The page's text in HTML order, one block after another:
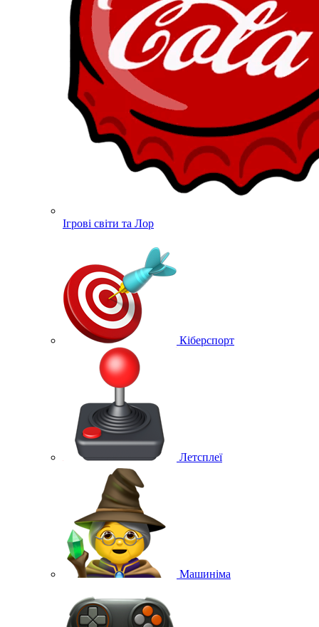
Ігрові світи та Лор
Кіберспорт
Летсплеї
Машиніма